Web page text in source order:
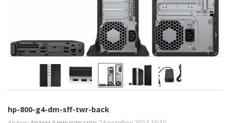
hp-800-g4-dm-sff-twr-back